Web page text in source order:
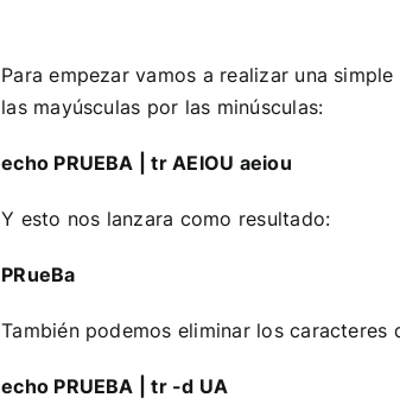
Para empezar vamos a realizar una
las mayúsculas por las minúsculas:
echo PRUEBA | tr AEIOU aeiou
Y esto nos lanzara como resultado:
PRueBa
También podemos eliminar los caracteres
echo PRUEBA | tr -d UA